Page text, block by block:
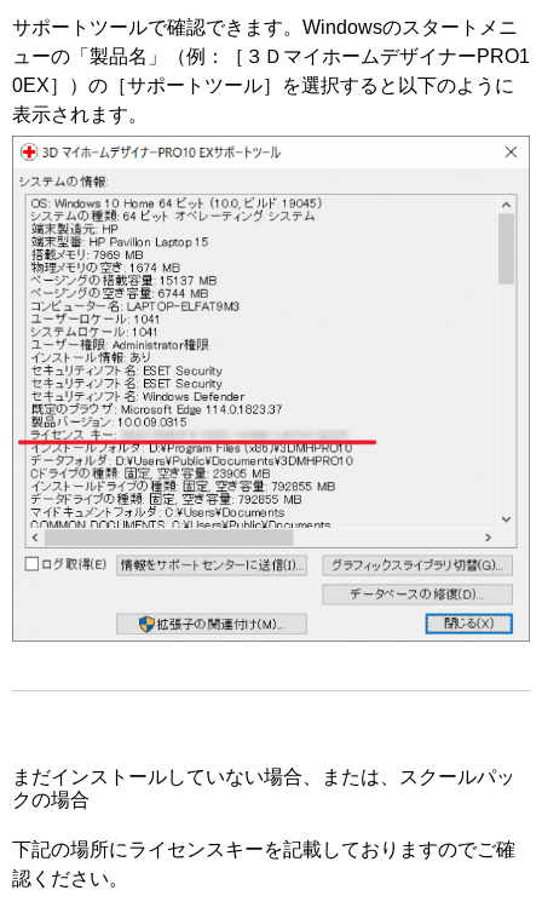
サポートツールで確認できます。Windowsのスタートメニ
ューの「製品名」（例：［３ＤマイホームデザイナーPRO1
0EX］）の［サポートツール］を選択すると以下のように
表示されます。
まだインストールしていない場合、または、スクールパッ
クの場合
下記の場所にライセンスキーを記載しておりますのでご確
認ください。